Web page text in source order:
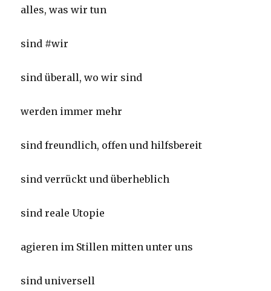
alles, was wir tun
sind #wir
sind überall, wo wir sind
werden immer mehr
sind freundlich, offen und hilfsbereit
sind verrückt und überheblich
sind reale Utopie
agieren im Stillen mitten unter uns
sind universell